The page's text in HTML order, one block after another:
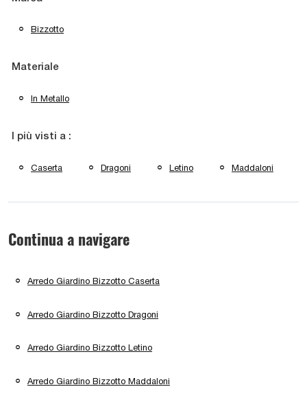
Bizzotto
Materiale
In Metallo
I più visti a :
Caserta Dragoni Letino Maddaloni
Continua a navigare
Arredo Giardino Bizzotto Caserta
Arredo Giardino Bizzotto Dragoni
Arredo Giardino Bizzotto Letino
Arredo Giardino Bizzotto Maddaloni